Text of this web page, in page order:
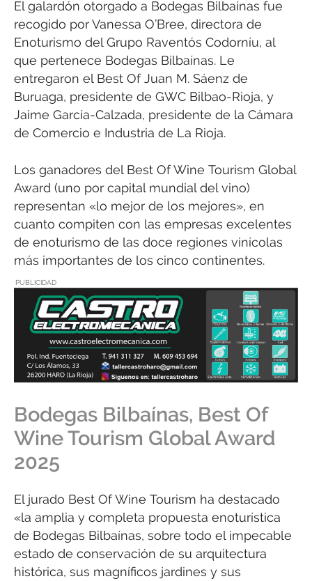
El galardón otorgado a Bodegas Bilbaínas fue
recogido por Vanessa O’Bree, directora de
Enoturismo del Grupo Raventós Codorníu, al
que pertenece Bodegas Bilbaínas. Le
entregaron el Best Of Juan M. Sáenz de
Buruaga, presidente de GWC Bilbao-Rioja, y
Jaime García-Calzada, presidente de la Cámara
de Comercio e Industria de La Rioja.
Los ganadores del Best Of Wine Tourism Global
Award (uno por capital mundial del vino)
representan «lo mejor de los mejores», en
cuanto compiten con las empresas excelentes
de enoturismo de las doce regiones vinícolas
más importantes de los cinco continentes.
PUBLICIDAD
Bodegas Bilbaínas, Best Of
Wine Tourism Global Award
2025
El jurado Best Of Wine Tourism ha destacado
«la amplia y completa propuesta enoturística
de Bodegas Bilbaínas, sobre todo el impecable
estado de conservación de su arquitectura
histórica, sus magníficos jardines y sus